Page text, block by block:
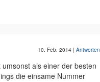
10. Feb. 2014 | Antworten
als einer der besten
die einsame Nummer